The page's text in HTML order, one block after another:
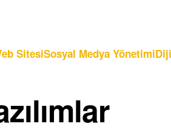
SitesiSosyal Medya Yönetimi